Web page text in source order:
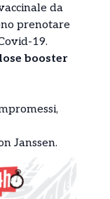
da
prenotare
19.
booster
Janssen.